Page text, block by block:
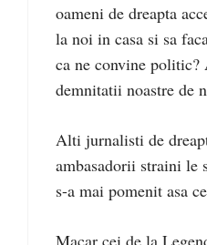
oameni de dreapta
la noi in casa si sa
ca ne convine politic?
demnitatii noastre de
Alti jurnalisti de
ambasadorii straini
s-a mai pomenit asa